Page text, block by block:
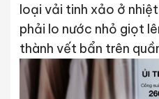
loại vải tinh xảo ở
phải lo nước nhỏ giọt
thành vết bẩn trên